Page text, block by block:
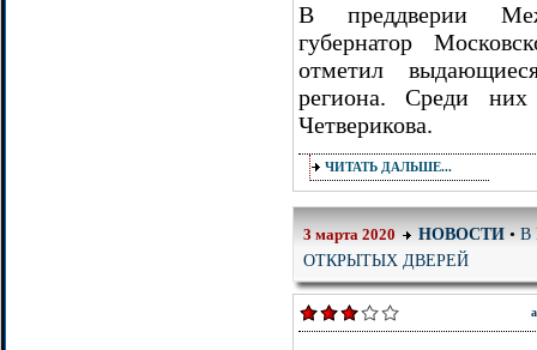
В преддверии
губернатор
отметил
региона. Среди
Четверикова.
ЧИТАТЬ ДАЛЬШЕ...
3 марта 2020 НОВОСТИ • В
ОТКРЫТЫХ ДВЕРЕЙ